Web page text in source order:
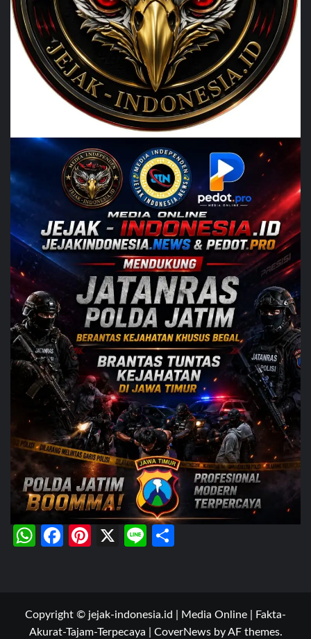
WhatsApp
Facebook
Pinterest
X Line
Copyright © jejak-indonesia.id | Media Online | Fakta-
Akurat-Tajam-Terpecaya
CoverNewsby AF themes.